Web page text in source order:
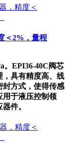
＜2%，量程
。EPI36-40C阀芯
，具有精度高、线
封方式，使得传感
用于液压控制领
件。